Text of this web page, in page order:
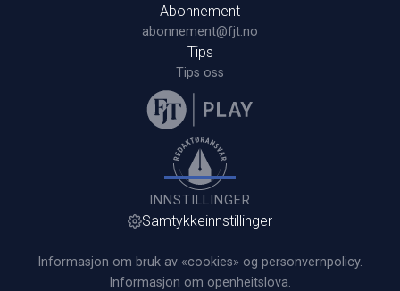
Abonnement
abonnement@fjt.no
Tips
Tips oss
INNSTILLINGER
Samtykkeinnstillinger
Informasjon om bruk av «cookies» og personvernpolicy.
Informasjon om openheitslova.